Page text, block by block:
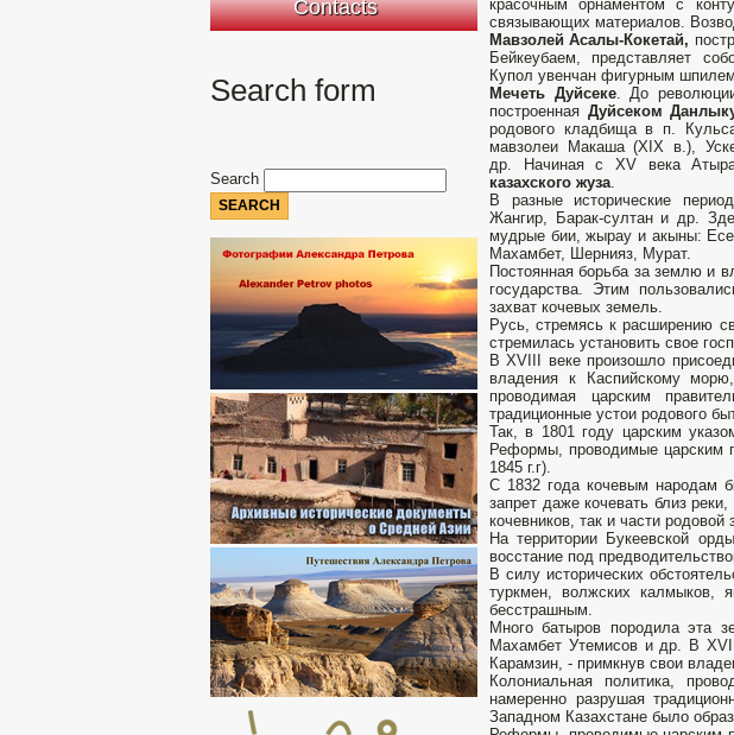
Contacts
Search form
Search
красочным орнаментом с
связывающих материалов.
Мавзолей Асалы-Кокетай,
Бейкеубаем, представляет
Купол увенчан фигурным
Мечеть Дуйсеке. До
построенная Дуйсеком
родового кладбища в п.
мавзолеи Макаша (XIX в.),
др. Начиная с XV века
казахского жуза.
В pазные исторические
Жангир, Барак-султан и др.
мудрые бии, жырау и акыны:
Махамбет, Шернияз, Mypaт.
Постоянная борьба за землю и
государства. Этим
захват кочевых земель.
Русь, стремясь к расширению
стремилась установить свое
В XVIII веке произошло
владения к Каспийскому
проводимая царским
традиционные устои родового
Так, в 1801 году царским
Реформы, проводимые царским
1845 г.г).
С 1832 года кочевым народам
запрет даже кочевать близ
кочевников, так и части родовой
На территории Букеевской
восстание под
В силу исторических
туркмен, волжских калмыков,
бесстрашным.
Много батыров породила эта
Махамбет Утемисов и др. В
Карамзин, - примкнув свои
Колониальная политика,
намеренно разрушая
Западном Казахстане было